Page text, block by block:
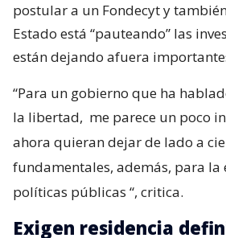
postular a un Fondecyt y
Estado está “pauteando” las
están dejando afuera
“Para un gobierno que ha
la libertad, me parece un poco
ahora quieran dejar de lado a
fundamentales, además, para la
políticas públicas “, critica.
Exigen residencia